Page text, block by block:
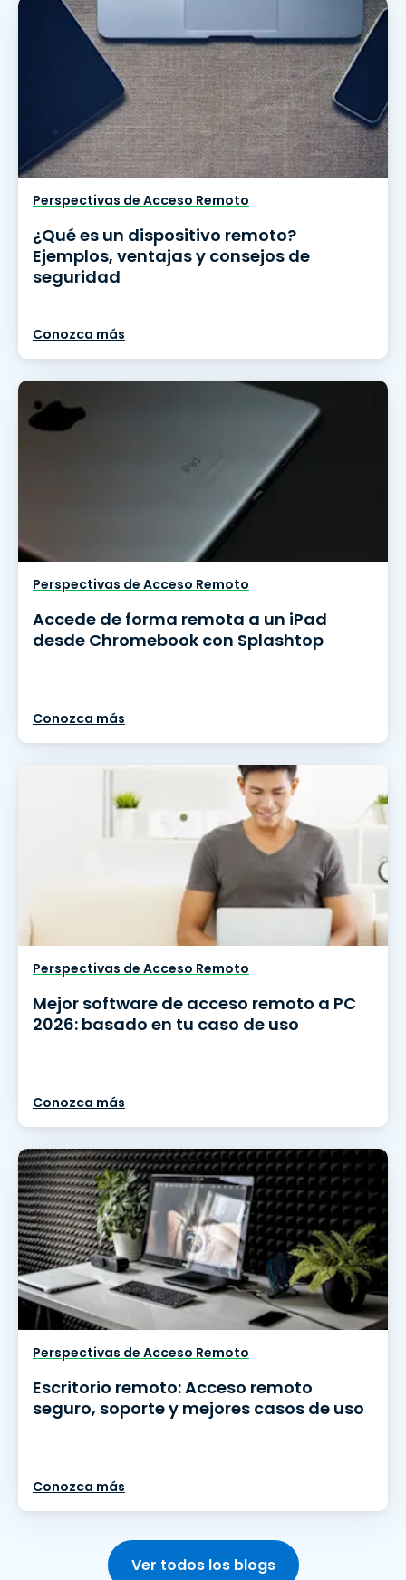
Perspectivas de Acceso Remoto
¿Qué es un dispositivo remoto?
Ejemplos, ventajas y consejos de
seguridad
Conozca más
Perspectivas de Acceso Remoto
Accede de forma remota a un iPad
desde Chromebook con Splashtop
Conozca más
Perspectivas de Acceso Remoto
Mejor software de acceso remoto a PC
2026: basado en tu caso de uso
Conozca más
Perspectivas de Acceso Remoto
Escritorio remoto: Acceso remoto
seguro, soporte y mejores casos de uso
Conozca más
Ver todos los blogs